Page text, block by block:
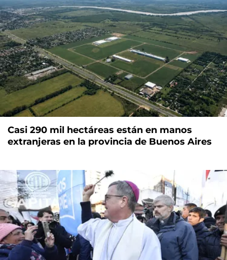
Casi 290 mil hectáreas están en manos
extranjeras en la provincia de Buenos Aires